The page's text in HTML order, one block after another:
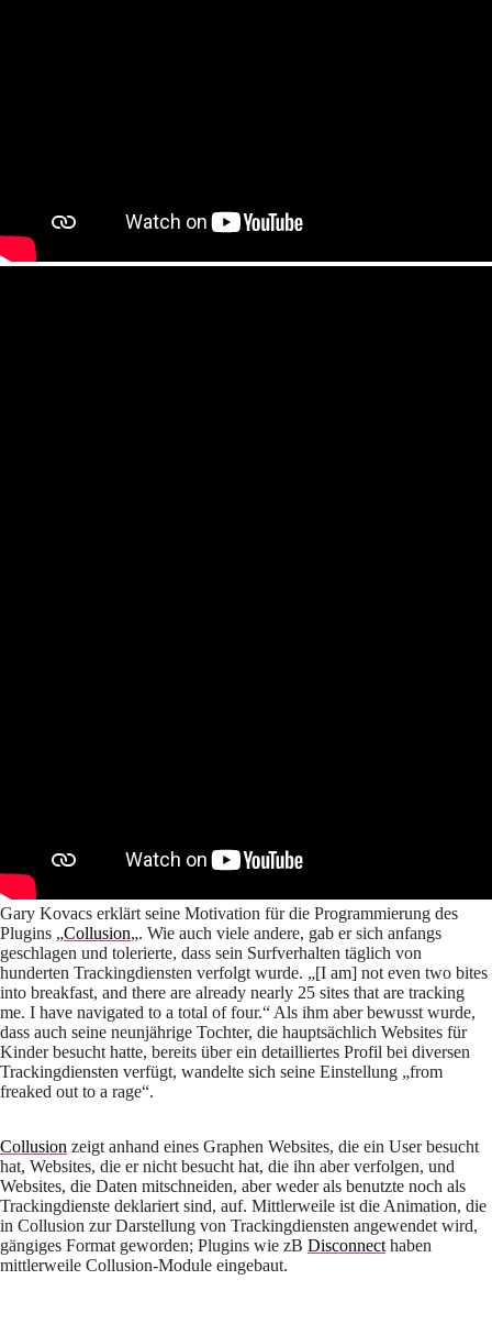
Gary Kovacs erklärt seine Motivation für die Programmierung des
Plugins „Collusion„. Wie auch viele andere, gab er sich anfangs
geschlagen und tolerierte, dass sein Surfverhalten täglich von
hunderten Trackingdiensten verfolgt wurde. „[I am] not even two bites
into breakfast, and there are already nearly 25 sites that are tracking
me. I have navigated to a total of four.“ Als ihm aber bewusst wurde,
dass auch seine neunjährige Tochter, die hauptsächlich Websites für
Kinder besucht hatte, bereits über ein detailliertes Profil bei diversen
Trackingdiensten verfügt, wandelte sich seine Einstellung „from
freaked out to a rage“.
Collusion zeigt anhand eines Graphen Websites, die ein User besucht
hat, Websites, die er nicht besucht hat, die ihn aber verfolgen, und
Websites, die Daten mitschneiden, aber weder als benutzte noch als
Trackingdienste deklariert sind, auf. Mittlerweile ist die Animation, die
in Collusion zur Darstellung von Trackingdiensten angewendet wird,
gängiges Format geworden; Plugins wie zB Disconnect haben
mittlerweile Collusion-Module eingebaut.